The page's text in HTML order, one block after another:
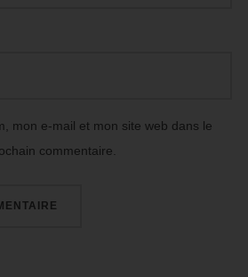
mon e-mail et mon site web dans le
commentaire.